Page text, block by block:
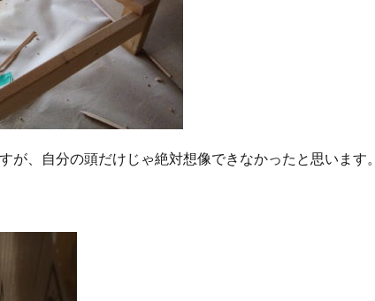
が、自分の頭だけじゃ絶対想像できなかったと思います。